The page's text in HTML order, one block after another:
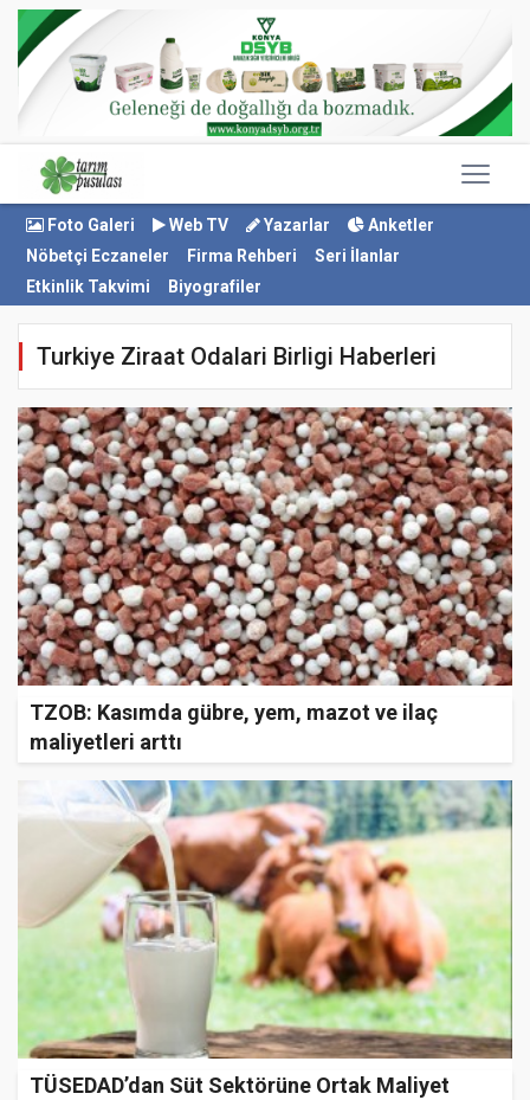
Foto Galeri Web TV Yazarlar
Anketler
Nöbetçi Eczaneler
Firma Rehberi
Seri İlanlar
Etkinlik Takvimi
Biyografiler
Turkiye Ziraat Odalari Birligi Haberleri
TZOB: Kasımda gübre, yem, mazot ve ilaç
maliyetleri arttı
TÜSEDAD’dan Süt Sektörüne Ortak Maliyet